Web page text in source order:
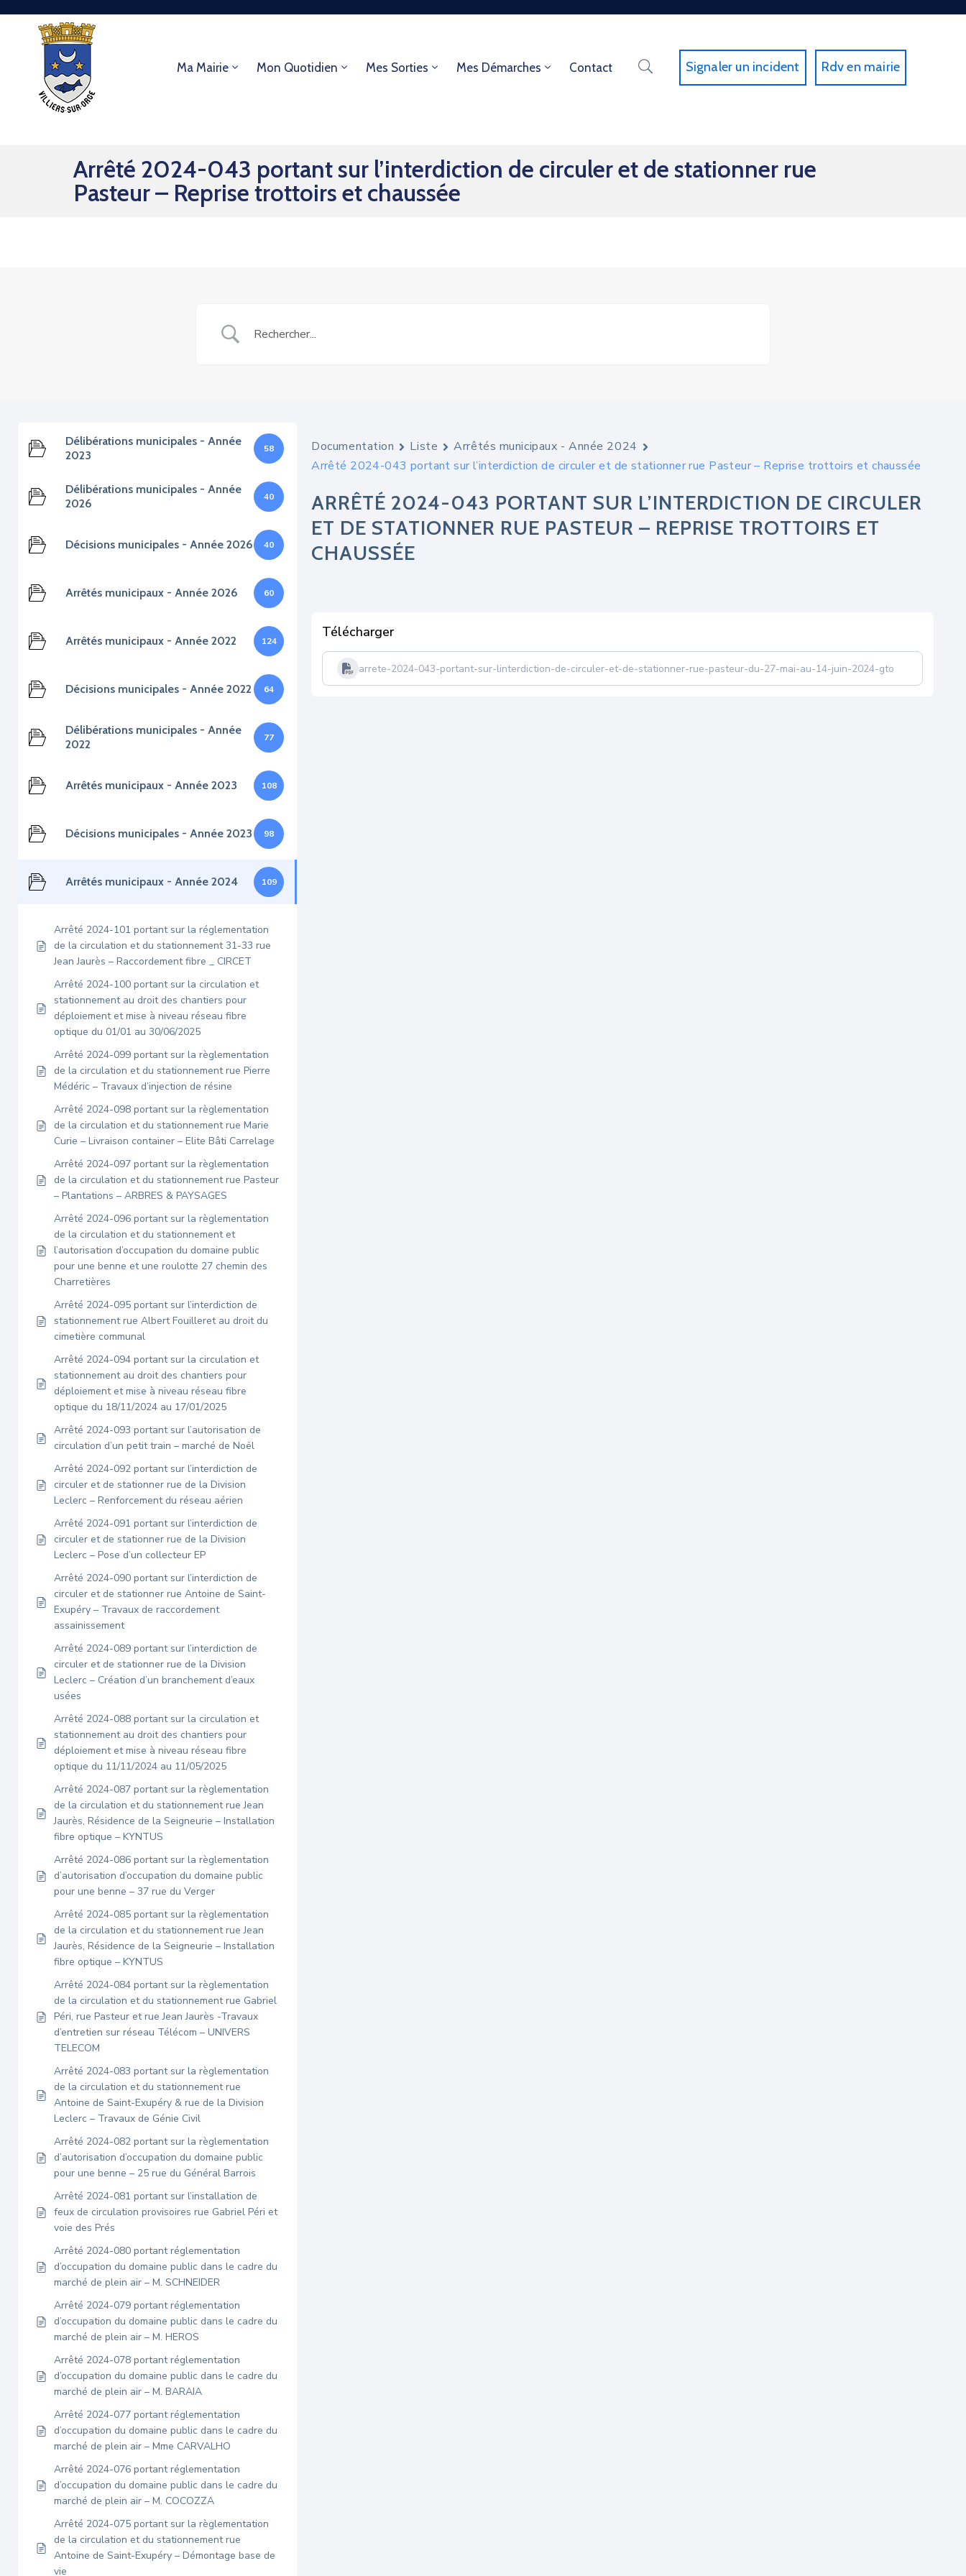
Ma Mairie Mon Quotidien Mes Sorties Mes Démarches Contact Signaler un incident Rdv en mairie
Arrêté 2024-043 portant sur l’interdiction de circuler et de stationner rue
Pasteur – Reprise trottoirs et chaussée
Délibérations municipales - Année
2023
58
Délibérations municipales - Année
2026
40
Décisions municipales - Année 2026 40
Arrêtés municipaux - Année 2026 60
Arrêtés municipaux - Année 2022 124
Décisions municipales - Année 2022 64
Délibérations municipales - Année
2022
77
Arrêtés municipaux - Année 2023 108
Décisions municipales - Année 2023 98
Arrêtés municipaux - Année 2024 109
Arrêté 2024-101 portant sur la réglementation
de la circulation et du stationnement 31-33 rue
Jean Jaurès – Raccordement fibre _ CIRCET
Arrêté 2024-100 portant sur la circulation et
stationnement au droit des chantiers pour
déploiement et mise à niveau réseau fibre
optique du 01/01 au 30/06/2025
Arrêté 2024-099 portant sur la règlementation
de la circulation et du stationnement rue Pierre
Médéric – Travaux d’injection de résine
Arrêté 2024-098 portant sur la règlementation
de la circulation et du stationnement rue Marie
Curie – Livraison container – Elite Bâti Carrelage
Arrêté 2024-097 portant sur la règlementation
de la circulation et du stationnement rue Pasteur
– Plantations – ARBRES & PAYSAGES
Arrêté 2024-096 portant sur la règlementation
de la circulation et du stationnement et
l’autorisation d’occupation du domaine public
pour une benne et une roulotte 27 chemin des
Charretières
Arrêté 2024-095 portant sur l’interdiction de
stationnement rue Albert Fouilleret au droit du
cimetière communal
Arrêté 2024-094 portant sur la circulation et
stationnement au droit des chantiers pour
déploiement et mise à niveau réseau fibre
optique du 18/11/2024 au 17/01/2025
Arrêté 2024-093 portant sur l’autorisation de
circulation d’un petit train – marché de Noël
Arrêté 2024-092 portant sur l’interdiction de
circuler et de stationner rue de la Division
Leclerc – Renforcement du réseau aérien
Arrêté 2024-091 portant sur l’interdiction de
circuler et de stationner rue de la Division
Leclerc – Pose d’un collecteur EP
Arrêté 2024-090 portant sur l’interdiction de
circuler et de stationner rue Antoine de Saint-
Exupéry – Travaux de raccordement
assainissement
Arrêté 2024-089 portant sur l’interdiction de
circuler et de stationner rue de la Division
Leclerc – Création d’un branchement d’eaux
usées
Arrêté 2024-088 portant sur la circulation et
stationnement au droit des chantiers pour
déploiement et mise à niveau réseau fibre
optique du 11/11/2024 au 11/05/2025
Arrêté 2024-087 portant sur la règlementation
de la circulation et du stationnement rue Jean
Jaurès, Résidence de la Seigneurie – Installation
fibre optique – KYNTUS
Arrêté 2024-086 portant sur la règlementation
d’autorisation d’occupation du domaine public
pour une benne – 37 rue du Verger
Arrêté 2024-085 portant sur la règlementation
de la circulation et du stationnement rue Jean
Jaurès, Résidence de la Seigneurie – Installation
fibre optique – KYNTUS
Arrêté 2024-084 portant sur la règlementation
de la circulation et du stationnement rue Gabriel
Péri, rue Pasteur et rue Jean Jaurès -Travaux
d’entretien sur réseau Télécom – UNIVERS
TELECOM
Arrêté 2024-083 portant sur la règlementation
de la circulation et du stationnement rue
Antoine de Saint-Exupéry & rue de la Division
Leclerc – Travaux de Génie Civil
Arrêté 2024-082 portant sur la règlementation
d’autorisation d’occupation du domaine public
pour une benne – 25 rue du Général Barrois
Arrêté 2024-081 portant sur l’installation de
feux de circulation provisoires rue Gabriel Péri et
voie des Prés
Arrêté 2024-080 portant réglementation
d’occupation du domaine public dans le cadre du
marché de plein air – M. SCHNEIDER
Arrêté 2024-079 portant réglementation
d’occupation du domaine public dans le cadre du
marché de plein air – M. HEROS
Arrêté 2024-078 portant réglementation
d’occupation du domaine public dans le cadre du
marché de plein air – M. BARAIA
Arrêté 2024-077 portant réglementation
d’occupation du domaine public dans le cadre du
marché de plein air – Mme CARVALHO
Arrêté 2024-076 portant réglementation
d’occupation du domaine public dans le cadre du
marché de plein air – M. COCOZZA
Arrêté 2024-075 portant sur la règlementation
de la circulation et du stationnement rue
Antoine de Saint-Exupéry – Démontage base de
vie
Documentation Liste
Arrêtés municipaux - Année 2024
Arrêté 2024-043 portant sur l’interdiction de circuler et de stationner rue Pasteur – Reprise trottoirs et chaussée
ARRÊTÉ 2024-043 PORTANT SUR L’INTERDICTION DE CIRCULER
ET DE STATIONNER RUE PASTEUR – REPRISE TROTTOIRS ET
CHAUSSÉE
Télécharger
arrete-2024-043-portant-sur-linterdiction-de-circuler-et-de-stationner-rue-pasteur-du-27-mai-au-14-juin-2024-gto